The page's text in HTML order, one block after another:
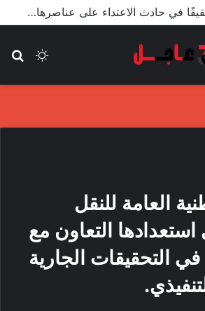
الأعور: اتفاقية ترسيم الحدود مع تركيا على طاولة النواب والاعتماد مرجّح
الوضع
العامة للنقل
التعاون مع
في التحقيقات الجارية